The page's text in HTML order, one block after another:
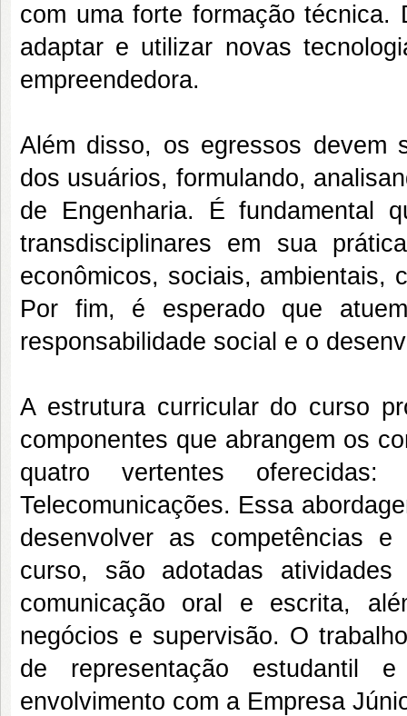
com uma forte formação técnica.
adaptar e utilizar novas
empreendedora.
Além disso, os egressos devem
dos usuários, formulando,
de Engenharia. É fundamental
transdisciplinares em sua
econômicos, sociais, ambientais,
Por fim, é esperado que
responsabilidade social e o
A estrutura curricular do curso
componentes que abrangem os
quatro vertentes oferecidas:
Telecomunicações. Essa
desenvolver as competências
curso, são adotadas
comunicação oral e escrita,
negócios e supervisão. O
de representação estudantil
envolvimento com a Empresa